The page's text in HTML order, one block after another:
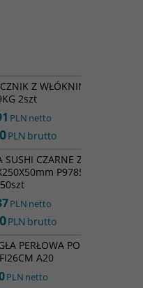
NOWOŚĆ
Z WŁÓKNINY
2szt
PLN netto
PLN brutto
NOWOŚĆ
SUSHI CZARNE Z
P9785
50szt
PLN netto
PLN brutto
NOWOŚĆ
PERŁOWA POD
A20
PLN netto